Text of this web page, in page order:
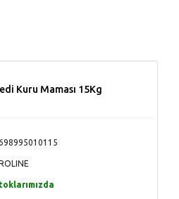
Kuru Maması 15Kg